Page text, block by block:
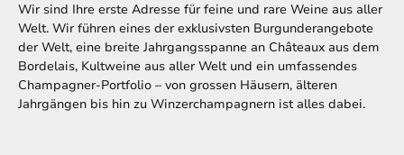
Wir sind Ihre erste Adresse für feine und rare Weine aus aller
Welt. Wir führen eines der exklusivsten Burgunderangebote
der Welt, eine breite Jahrgangsspanne an Châteaux aus dem
Bordelais, Kultweine aus aller Welt und ein umfassendes
Champagner-Portfolio – von grossen Häusern, älteren
Jahrgängen bis hin zu Winzerchampagnern ist alles dabei.